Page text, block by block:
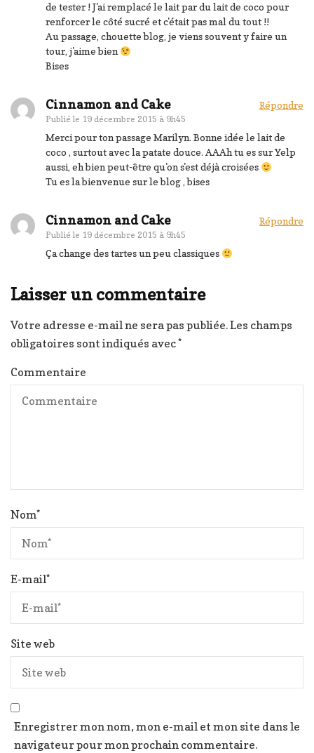
de tester ! J'ai remplacé le lait par du lait de coco pour
renforcer le côté sucré et c'était pas mal du tout !!
Au passage, chouette blog, je viens souvent y faire un
tour, j'aime bien
Bises
Cinnamon and Cake
Publié le 19 décembre 2015 à 9h45
Répondre
Merci pour ton passage Marilyn. Bonne idée le lait de
coco , surtout avec la patate douce. AAAh tu es sur Yelp
aussi, eh bien peut-être qu'on s'est déjà croisées
Tu es la bienvenue sur le blog , bises
Cinnamon and Cake
Publié le 19 décembre 2015 à 9h45
Répondre
Ça change des tartes un peu classiques
Laisser un commentaire
Votre adresse e-mail ne sera pas publiée.Les champs
obligatoires sont indiqués avec*
Commentaire
Nom*
E-mail*
Site web
Enregistrer mon nom, mon e-mail et mon site dans le
navigateur pour mon prochain commentaire.